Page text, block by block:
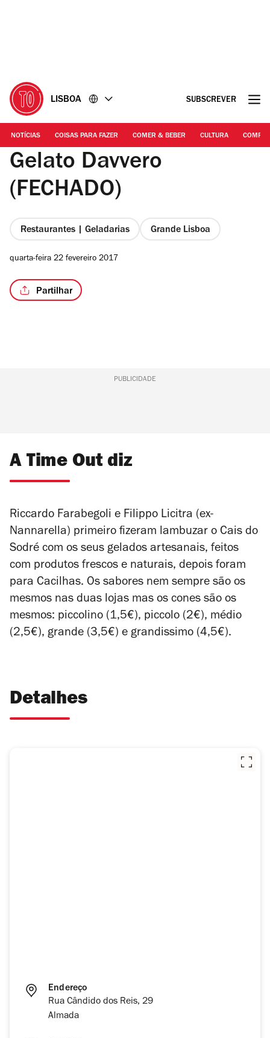
LISBOA SUBSCREVER
NOTÍCIAS COISAS PARA FAZER COMER & BEBER CULTURA
Gelato Davvero
(FECHADO)
Restaurantes | Geladarias Grande Lisboa
quarta-feira 22 fevereiro 2017
Partilhar
PUBLICIDADE
A Time Out diz
Riccardo Farabegoli e Filippo Licitra (ex-
Nannarella) primeiro fizeram lambuzar o Cais do
Sodré com os seus gelados artesanais, feitos
com produtos frescos e naturais, depois foram
para Cacilhas. Os sabores nem sempre são os
mesmos nas duas lojas mas os cones são os
mesmos: piccolino (1,5€), piccolo (2€), médio
(2,5€), grande (3,5€) e grandissimo (4,5€).
Detalhes
Endereço
Rua Cândido dos Reis, 29
Almada